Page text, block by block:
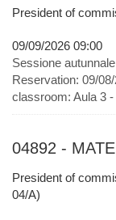
President of
09/09/2026 09:00
Sessione autunnale
Reservation: 09/
classroom: Aula 3
04892 -
President of
04/A)